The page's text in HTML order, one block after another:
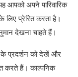
आपको अपने पारिवारिक
प्रेरित करता है।
देखना चाहते हैं।
के प्रदर्शन को देखें और
करते हैं। काल्पनिक